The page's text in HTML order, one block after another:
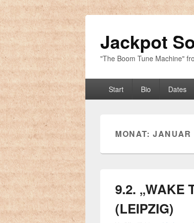
Jackpot
"The Boom Tune Machine"
Hauptmenü
Start Bio Dates
MONAT: JANUAR
9.2. „WAKE
(LEIPZIG)